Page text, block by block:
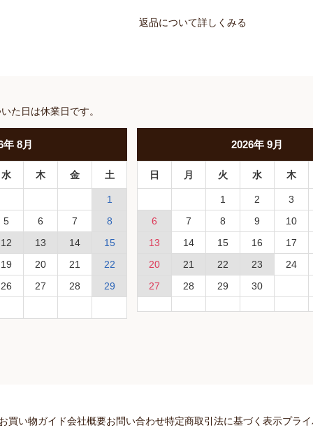
返品について詳しくみる
た日は休業日です。
年 8月
水 木 金 土
1
5 6 7
8
12 13 14
15
19 20 21
22
26 27 28
29
2026年9月
日 月 火 水 木
1 2
3
6
7 8 9
10
13
14 15 16
17
20
21 22 23
24
27
28 29 30
お買い物ガイド会社概要お問い合わせ特定商取引法に基づく表示プラ